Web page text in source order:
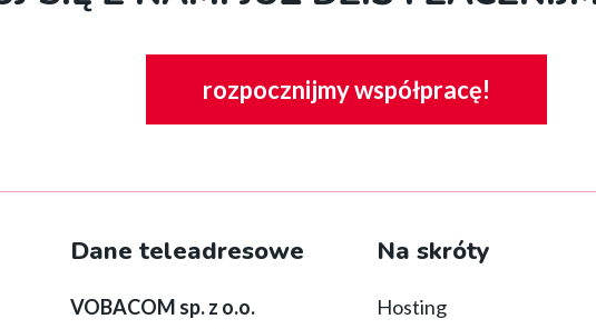
rozpocznijmy współpracę!
Dane teleadresowe
VOBACOM sp. z o.o.
Na skróty
Hosting